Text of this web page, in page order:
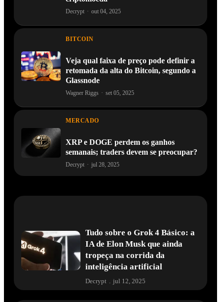
Decrypt · out 04, 2025
BITCOIN
Veja qual faixa de preço pode definir a
retomada da alta do Bitcoin, segundo a
Glassnode
Wagner Riggs · set 05, 2025
MERCADO
XRP e DOGE perdem os ganhos
semanais; traders devem se preocupar?
Decrypt · jul 28, 2025
Tudo sobre o Grok 4 Básico: a
IA de Elon Musk que ainda
tropeça na corrida da
inteligência artificial
Decrypt jul 12, 2025